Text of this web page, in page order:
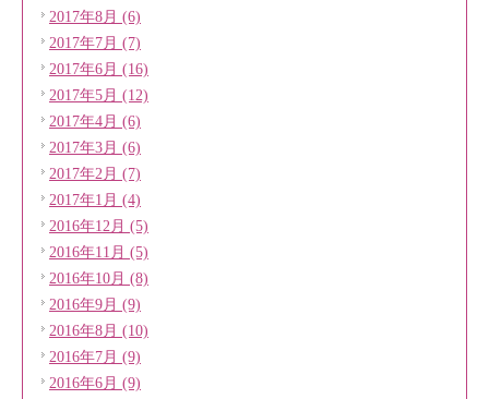
2017年8月 (6)
2017年7月 (7)
2017年6月 (16)
2017年5月 (12)
2017年4月 (6)
2017年3月 (6)
2017年2月 (7)
2017年1月 (4)
2016年12月 (5)
2016年11月 (5)
2016年10月 (8)
2016年9月 (9)
2016年8月 (10)
2016年7月 (9)
2016年6月 (9)